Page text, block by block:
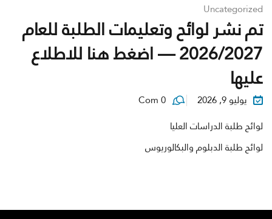
Uncategorized
تم نشر لوائح وتعليمات الطلبة للعام
2026/2027 — اضغط هنا للاطلاع
عليها
يوليو 9, 2026
Com 0
لوائح طلبة الدراسات العليا
لوائح طلبة الدبلوم والبكالوريوس